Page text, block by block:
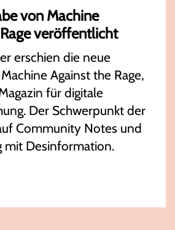
von Machine
veröffentlicht
erschien die neue
Against the Rage,
für digitale
Der Schwerpunkt der
Community Notes und
mit Desinformation.